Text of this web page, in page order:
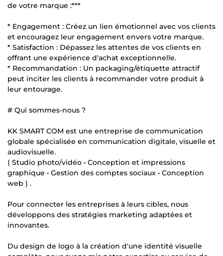
de votre marque :***
* Engagement : Créez un lien émotionnel avec vos clients
et encouragez leur engagement envers votre marque.
* Satisfaction : Dépassez les attentes de vos clients en
offrant une expérience d'achat exceptionnelle.
* Recommandation : Un packaging/étiquette attractif
peut inciter les clients à recommander votre produit à
leur entourage.
# Qui sommes-nous ?
KK SMART COM est une entreprise de communication
globale spécialisée en communication digitale, visuelle et
audiovisuelle.
( Studio photo/vidéo • Conception et impressions
graphique • Gestion des comptes sociaux • Conception
web ) .
Pour connecter les entreprises à leurs cibles, nous
développons des stratégies marketing adaptées et
innovantes.
Du design de logo à la création d'une identité visuelle